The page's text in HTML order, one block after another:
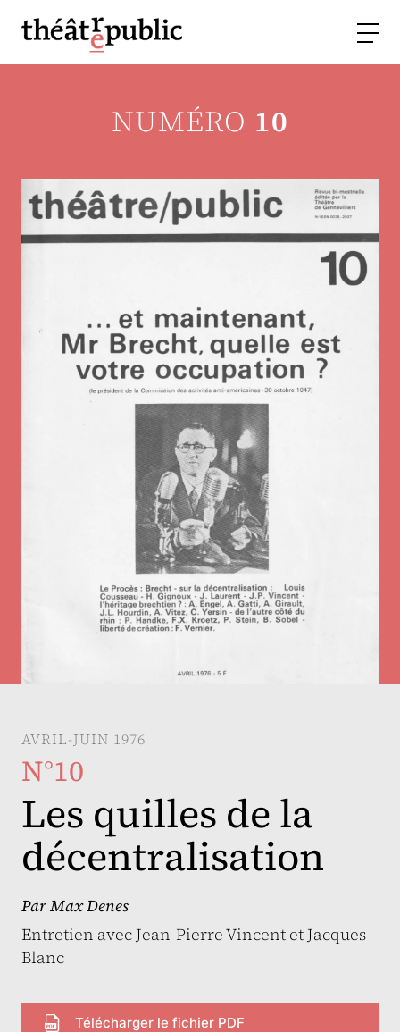
NUMÉRO 10
AVRIL-JUIN 1976
N°10
Les quilles de la
décentralisation
ParMax Denes
Entretien avec Jean-Pierre Vincent et Jacques
Blanc
Télécharger le fichier PDF